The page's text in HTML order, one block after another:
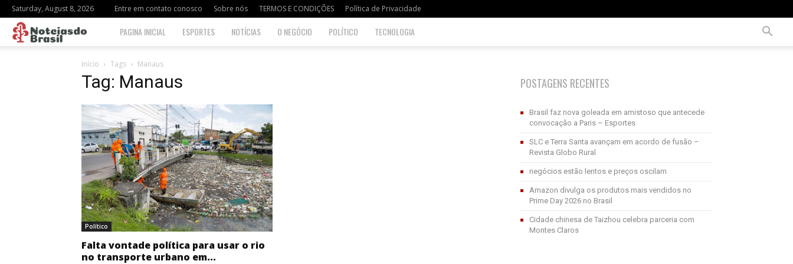
Saturday, August 8, 2026 Entre em contato conosco Sobre nós TERMOS E CONDIÇÕES Política de Privacidade
Notciasdo
Brasil
PAGINA INICIAL ESPORTES NOTÍCIAS O NEGÓCIO POLÍTICO TECNOLOGIA
Início Tags Manaus
Tag: Manaus
Político
Falta vontade política para usar o rio
no transporte urbano em...
POSTAGENS RECENTES
Brasil faz nova goleada em amistoso que antecede
convocação a Paris – Esportes
SLC e Terra Santa avançam em acordo de fusão –
Revista Globo Rural
negócios estão lentos e preços oscilam
Amazon divulga os produtos mais vendidos no
Prime Day 2026 no Brasil
Cidade chinesa de Taizhou celebra parceria com
Montes Claros